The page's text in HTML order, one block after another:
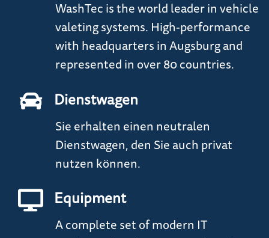
WashTec is the world leader in vehicle
valeting systems. High-performance
with headquarters in Augsburg and
represented in over 80 countries.
Dienstwagen
Sie erhalten einen neutralen
Dienstwagen, den Sie auch privat
nutzen können.
Equipment
A complete set of modern IT